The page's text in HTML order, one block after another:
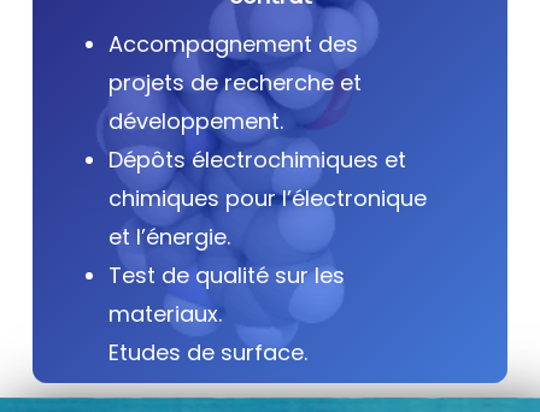
Accompagnement des
projets de recherche et
développement.
Dépôts électrochimiques et
chimiques pour l’électronique
et l’énergie.
Test de qualité sur les
materiaux.
Etudes de surface.